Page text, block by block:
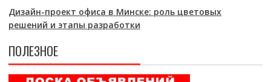
Дизайн-проект офиса в Минске: роль цветовых
решений и этапы разработки
ПОЛЕЗНОЕ